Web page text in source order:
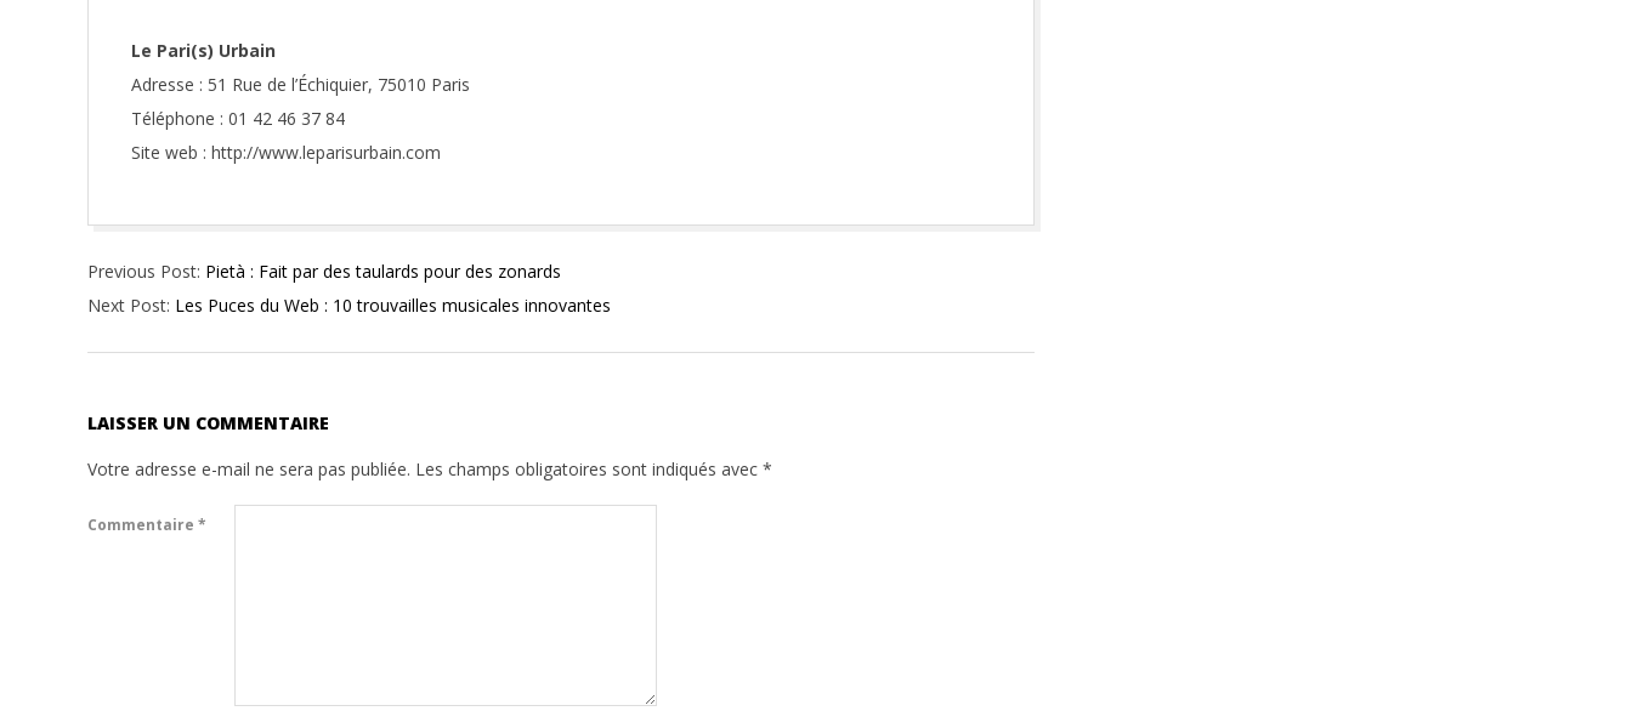
Le Pari(s) Urbain
Adresse : 51 Rue de l’Échiquier, 75010 Paris
Téléphone : 01 42 46 37 84
Site web : http://www.leparisurbain.com
01-
30
Previous Post: Pietà : Fait par des taulards pour des zonards
Next Post: Les Puces du Web : 10 trouvailles musicales innovantes
LAISSER UN COMMENTAIRE
Votre adresse e-mail ne sera pas publiée. Les champs obligatoires sont indiqués avec *
Commentaire *